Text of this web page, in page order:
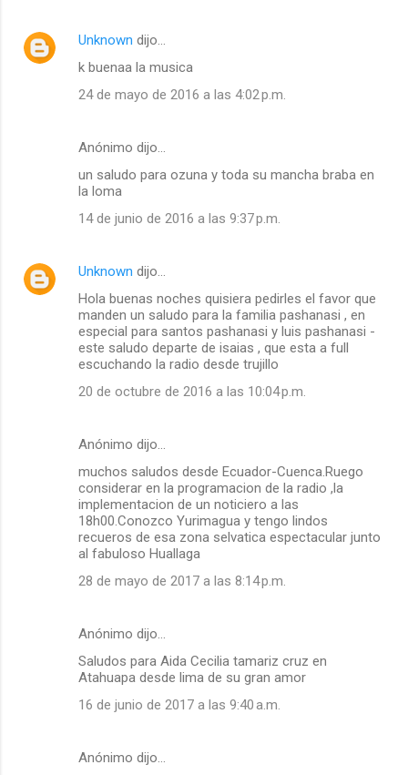
Unknown dijo…
k buenaa la musica
24 de mayo de 2016 a las 4:02 p.m.
Anónimo dijo…
un saludo para ozuna y toda su mancha braba en
la loma
14 de junio de 2016 a las 9:37 p.m.
Unknown dijo…
Hola buenas noches quisiera pedirles el favor que
manden un saludo para la familia pashanasi , en
especial para santos pashanasi y luis pashanasi -
este saludo departe de isaias , que esta a full
escuchando la radio desde trujillo
20 de octubre de 2016 a las 10:04 p.m.
Anónimo dijo…
muchos saludos desde Ecuador-Cuenca.Ruego
considerar en la programacion de la radio ,la
implementacion de un noticiero a las
18h00.Conozco Yurimagua y tengo lindos
recueros de esa zona selvatica espectacular junto
al fabuloso Huallaga
28 de mayo de 2017 a las 8:14 p.m.
Anónimo dijo…
Saludos para Aida Cecilia tamariz cruz en
Atahuapa desde lima de su gran amor
16 de junio de 2017 a las 9:40 a.m.
Anónimo dijo…